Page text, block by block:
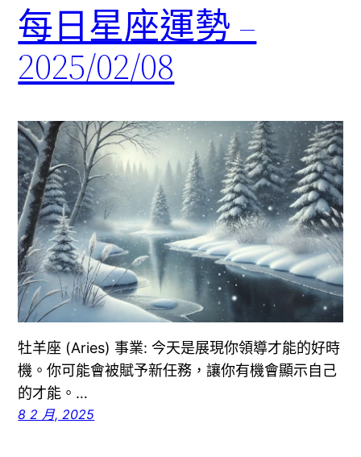
每日星座運勢 –
2025/02/08
牡羊座 (Aries) 事業: 今天是展現你領導才能的好時
機。你可能會被賦予新任務，讓你有機會顯示自己
的才能。…
8 2 月, 2025